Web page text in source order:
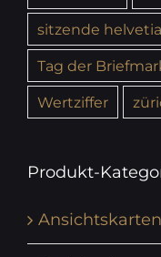
sitzende helvetia
Tag der
Wertziffer
Produkt-